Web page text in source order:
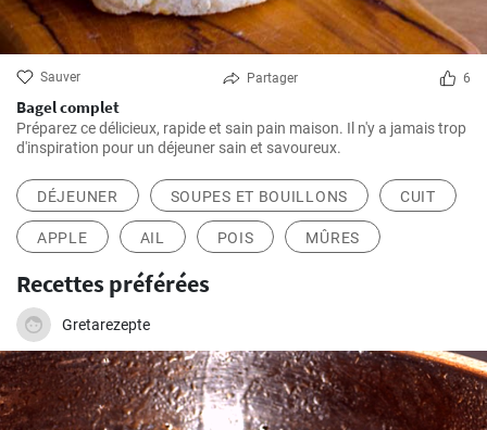
Sauver Partager 6
Bagel complet
Préparez ce délicieux, rapide et sain pain maison. Il n'y a jamais trop
d'inspiration pour un déjeuner sain et savoureux.
DÉJEUNER SOUPES ET BOUILLONS CUIT
APPLE AIL POIS MÛRES
Recettes préférées
Gretarezepte